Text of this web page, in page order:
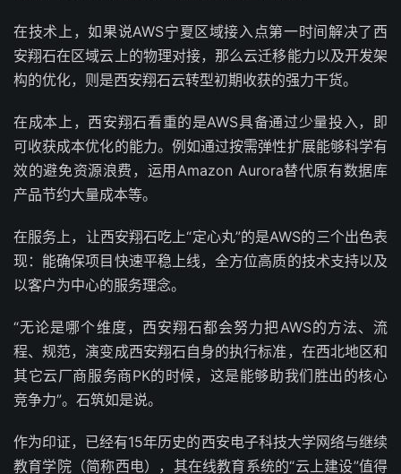
在技术上，如果说AWS宁夏区域接入点第一时间解决了西
安翔石在区域云上的物理对接，那么云迁移能力以及开发架
构的优化，则是西安翔石云转型初期收获的强力干货。
在成本上，西安翔石看重的是AWS具备通过少量投入，即
可收获成本优化的能力。例如通过按需弹性扩展能够科学有
效的避免资源浪费，运用Amazon Aurora替代原有数据库
产品节约大量成本等。
在服务上，让西安翔石吃上“定心丸”的是AWS的三个出色表
现：能确保项目快速平稳上线，全方位高质的技术支持以及
以客户为中心的服务理念。
“无论是哪个维度，西安翔石都会努力把AWS的方法、流
程、规范，演变成西安翔石自身的执行标准，在西北地区和
其它云厂商服务商PK的时候，这是能够助我们胜出的核心
竞争力”。石筑如是说。
作为印证，已经有15年历史的西安电子科技大学网络与继续
教育学院（简称西电），其在线教育系统的“云上建设”值得